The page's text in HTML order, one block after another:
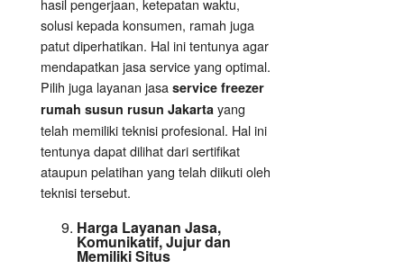
hasil pengerjaan, ketepatan waktu,
solusi kepada konsumen, ramah juga
patut diperhatikan. Hal ini tentunya agar
mendapatkan jasa service yang optimal.
Pilih juga layanan jasa service freezer
rumah susun rusun Jakarta yang
telah memiliki teknisi profesional. Hal ini
tentunya dapat dilihat dari sertifikat
ataupun pelatihan yang telah diikuti oleh
teknisi tersebut.
Harga Layanan Jasa,
Komunikatif, Jujur dan
Memiliki Situs